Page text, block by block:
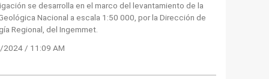
se desarrolla en el marco del levantamiento de la
Nacional a escala 1:50 000, por la Dirección de
Regional, del Ingemmet.
/ 11:09 AM